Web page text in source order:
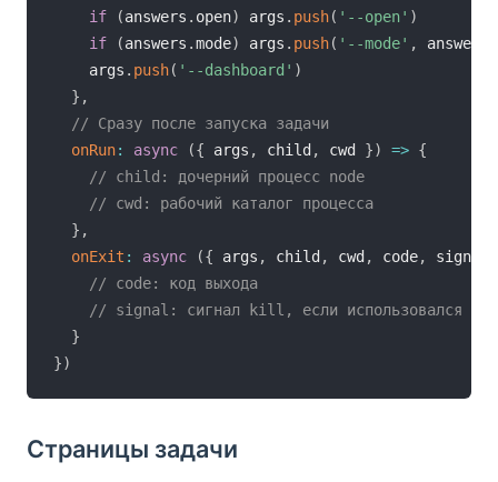
if
(answers . open) args . push( '--open' )
if
(answers .mode) args . push( '--mode' , answers
    args
. push( '--dashboard' )
} ,
// Сразу после запуска задачи
onRun: async ({ args , child , cwd }) => {
// child: дочерний процесс node
// cwd: рабочий каталог процесса
} ,
onExit : async ({ args , child , cwd , code,
signal
// code: код выхода
// signal: сигнал kill, если использовался
}
})
Страницы задачи